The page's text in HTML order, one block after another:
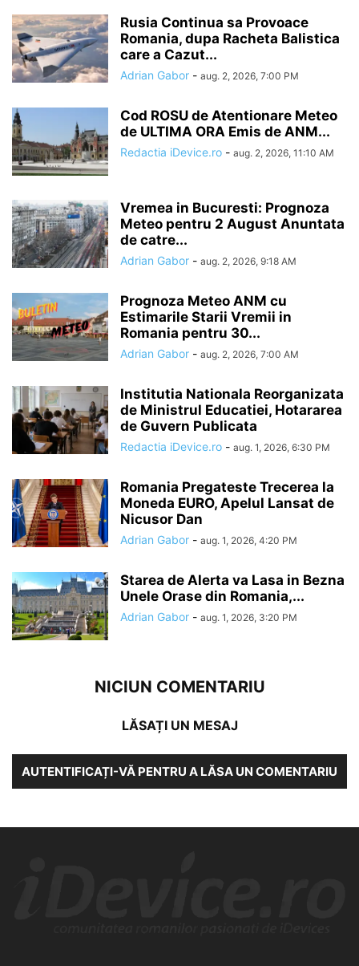
Rusia Continua sa Provoace
Romania, dupa Racheta Balistica
care a Cazut...
Adrian Gabor - aug. 2, 2026, 7:00 PM
Cod ROSU de Atentionare Meteo
de ULTIMA ORA Emis de ANM...
Redactia iDevice.ro - aug. 2, 2026, 11:10 AM
Vremea in Bucuresti: Prognoza
Meteo pentru 2 August Anuntata
de catre...
Adrian Gabor - aug. 2, 2026, 9:18 AM
Prognoza Meteo ANM cu
Estimarile Starii Vremii in
Romania pentru 30...
Adrian Gabor - aug. 2, 2026, 7:00 AM
Institutia Nationala Reorganizata
de Ministrul Educatiei, Hotararea
de Guvern Publicata
Redactia iDevice.ro - aug. 1, 2026, 6:30 PM
Romania Pregateste Trecerea la
Moneda EURO, Apelul Lansat de
Nicusor Dan
Adrian Gabor - aug. 1, 2026, 4:20 PM
Starea de Alerta va Lasa in Bezna
Unele Orase din Romania,...
Adrian Gabor - aug. 1, 2026, 3:20 PM
NICIUN COMENTARIU
LĂSAȚI UN MESAJ
AUTENTIFICAȚI-VĂ PENTRU A LĂSA UN COMENTARIU